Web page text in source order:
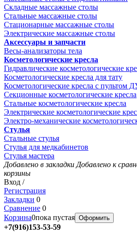
Складные массажные столы
Стальные массажные столы
Стационарные массажные столы
Электрические массажные столы
Аксессуары и запчасти
Весы-анализаторы тела
Косметологические кресла
Гидравлические косметологические
Косметологические кресла для тату
Косметологические кресла с пультом
Секционные косметологические кресла
Стальные косметологические кресла
Электрические косметологические
Электро-механические
Стулья
Стальные стулья
Стулья для медкабинетов
Стулья мастера
Добавлено в закладки Добавлено к
корзины
Вход /
Регистрация
Закладки 0
Сравнение 0
Корзина0пока пустая Оформить
+7(916)153-53-59